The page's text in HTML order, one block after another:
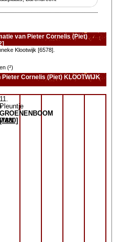
van Pieter Cornelis (Piet)
Klootwijk [6578].
(²)
Cornelis (Piet) KLOOTWIJK
11.
GROENENBOOM
[7880]